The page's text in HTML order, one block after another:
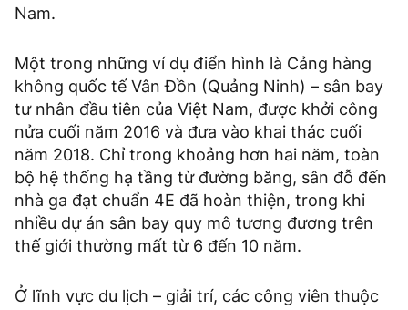
Nam.
Một trong những ví dụ điển hình là Cảng hàng
không quốc tế Vân Đồn (Quảng Ninh) – sân bay
tư nhân đầu tiên của Việt Nam, được khởi công
nửa cuối năm 2016 và đưa vào khai thác cuối
năm 2018. Chỉ trong khoảng hơn hai năm, toàn
bộ hệ thống hạ tầng từ đường băng, sân đỗ đến
nhà ga đạt chuẩn 4E đã hoàn thiện, trong khi
nhiều dự án sân bay quy mô tương đương trên
thế giới thường mất từ 6 đến 10 năm.
Ở lĩnh vực du lịch – giải trí, các công viên thuộc